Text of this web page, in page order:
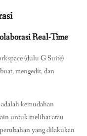
Real-Time
(dulu G Suite)
mengedit, dan
kemudahan
untuk melihat atau
yang dilakukan